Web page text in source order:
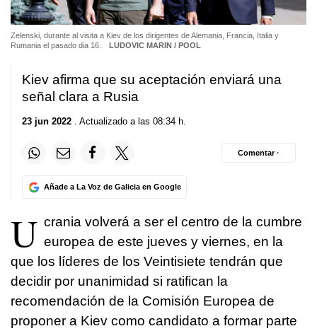
Zelenski, durante al visita a Kiev de los dirigentes de Alemania, Francia, Italia y
Rumania el pasado dia 16.
LUDOVIC MARIN / POOL
Kiev afirma que su aceptación enviará una
señal clara a Rusia
23 jun 2022 . Actualizado a las 08:34 h.
Añade a La Voz de Galicia en Google
Comentar ·
U crania volverá a ser el centro de la cumbre
europea de este jueves y viernes, en la
que los líderes de los Veintisiete tendrán que
decidir por unanimidad si ratifican la
recomendación de la Comisión Europea de
proponer a Kiev como candidato a formar parte